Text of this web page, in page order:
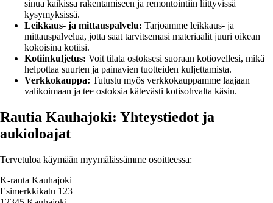
sinua kaikissa rakentamiseen ja remontointiin liittyvissä
kysymyksissä.
Leikkaus- ja mittauspalvelu: Tarjoamme leikkaus- ja
mittauspalvelua, jotta saat tarvitsemasi materiaalit juuri oikean
kokoisina kotiisi.
Kotiinkuljetus: Voit tilata ostoksesi suoraan kotiovellesi, mikä
helpottaa suurten ja painavien tuotteiden kuljettamista.
Verkkokauppa: Tutustu myös verkkokauppamme laajaan
valikoimaan ja tee ostoksia kätevästi kotisohvalta käsin.
Rautia Kauhajoki: Yhteystiedot ja
aukioloajat
Tervetuloa käymään myymälässämme osoitteessa:
K-rauta Kauhajoki
Esimerkkikatu 123